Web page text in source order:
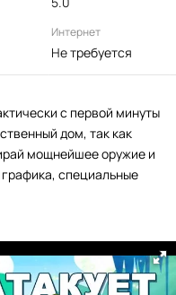
Интернет
Не требуется
с первой минуты
дом, так как
мощнейшее оружие и
специальные